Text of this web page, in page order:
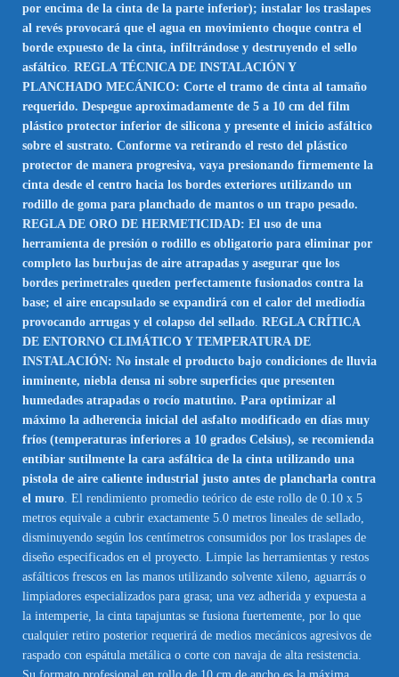
por encima de la cinta de la parte inferior); instalar los traslapes
al revés provocará que el agua en movimiento choque contra el
borde expuesto de la cinta, infiltrándose y destruyendo el sello
asfáltico REGLA TÉCNICA DE INSTALACIÓN Y
PLANCHADO MECÁNICO: Corte el tramo de cinta al tamaño
requerido. Despegue aproximadamente de 5 a 10 cm del film
plástico protector inferior de silicona y presente el inicio asfáltico
sobre el sustrato. Conforme va retirando el resto del plástico
protector de manera progresiva, vaya presionando firmemente la
cinta desde el centro hacia los bordes exteriores utilizando un
rodillo de goma para planchado de mantos o un trapo pesado.
REGLA DE ORO DE HERMETICIDAD: El uso de una
herramienta de presión o rodillo es obligatorio para eliminar por
completo las burbujas de aire atrapadas y asegurar que los
bordes perimetrales queden perfectamente fusionados contra la
base; el aire encapsulado se expandirá con el calor del mediodía
provocando arrugas y el colapso del sellado REGLA CRÍTICA
DE ENTORNO CLIMÁTICO Y TEMPERATURA DE
INSTALACIÓN: No instale el producto bajo condiciones de lluvia
inminente, niebla densa ni sobre superficies que presenten
humedades atrapadas o rocío matutino. Para optimizar al
máximo la adherencia inicial del asfalto modificado en días muy
fríos (temperaturas inferiores a 10 grados Celsius), se recomienda
entibiar sutilmente la cara asfáltica de la cinta utilizando una
pistola de aire caliente industrial justo antes de plancharla contra
el muro . El rendimiento promedio teórico de este rollo de 0.10 x 5
metros equivale a cubrir exactamente 5.0 metros lineales de sellado,
disminuyendo según los centímetros consumidos por los traslapes de
diseño especificados en el proyecto. Limpie las herramientas y restos
asfálticos frescos en las manos utilizando solvente xileno, aguarrás o
limpiadores especializados para grasa; una vez adherida y expuesta a
la intemperie, la cinta tapajuntas se fusiona fuertemente, por lo que
cualquier retiro posterior requerirá de medios mecánicos agresivos de
raspado con espátula metálica o corte con navaja de alta resistencia.